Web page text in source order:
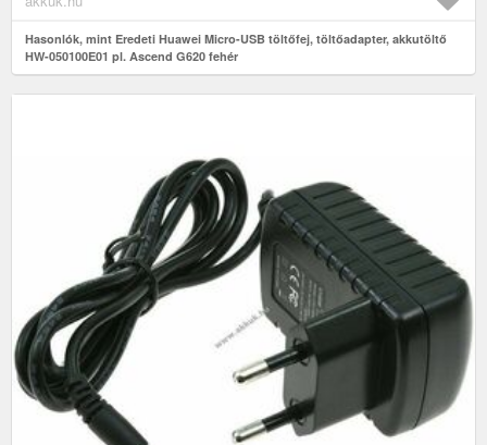
Hasonlók, mint Eredeti Huawei Micro-USB töltőfej, töltőadapter, akkutöltő
HW-050100E01 pl. Ascend G620 fehér